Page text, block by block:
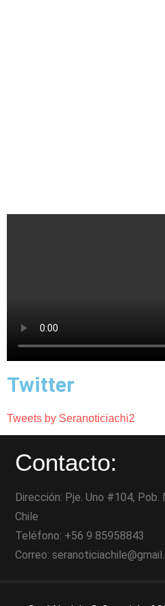
Twitter
Tweets by Seranoticiachi2
Contacto:
Dirección: Pje. Uno #104, Pob.
Chile
Teléfono: +56 9 85958843
Correo: